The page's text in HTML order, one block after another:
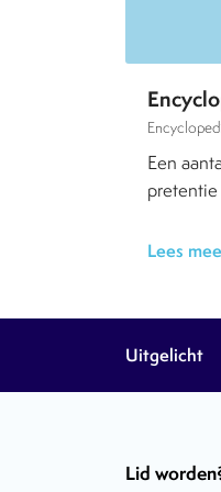
Een
pretentie
Lees
Uitgelicht
Lid